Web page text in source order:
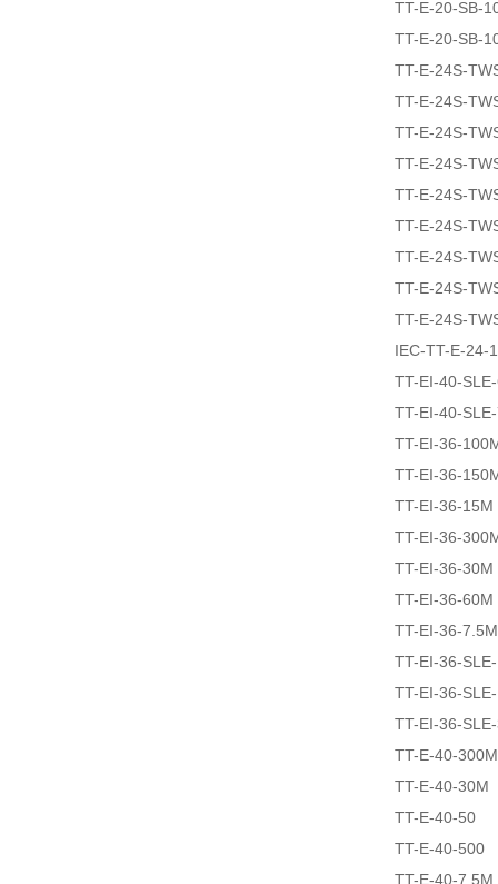
TT-E-20-SB-
TT-E-20-SB-
TT-E-24S-
TT-E-24S-
TT-E-24S-
TT-E-24S-
TT-E-24S-
TT-E-24S-
TT-E-24S-
TT-E-24S-
TT-E-24S-
IEC-TT-E-24-
TT-EI-40-
TT-EI-40-
TT-EI-36-
TT-EI-36-
TT-EI-36-15M
TT-EI-36-
TT-EI-36-30M
TT-EI-36-60M
TT-EI-36-7.5M
TT-EI-36-
TT-EI-36-
TT-EI-36-
TT-E-40-300M
TT-E-40-30M
TT-E-40-50
TT-E-40-500
TT-E-40-7.5M